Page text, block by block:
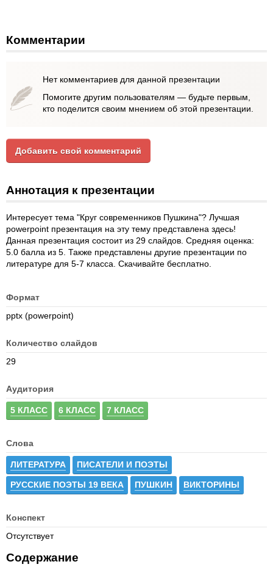
Комментарии
Нет комментариев для данной презентации
Помогите другим пользователям — будьте первым,
кто поделится своим мнением об этой презентации.
Добавить свой комментарий
Аннотация к презентации
Интересует тема "Круг современников Пушкина"? Лучшая
powerpoint презентация на эту тему представлена здесь!
Данная презентация состоит из 29 слайдов. Средняя оценка:
5.0 балла из 5. Также представлены другие презентации по
литературе для 5-7 класса. Скачивайте бесплатно.
Формат
pptx (powerpoint)
Количество слайдов
29
Аудитория
5 КЛАСС 6 КЛАСС 7 КЛАСС
Слова
ЛИТЕРАТУРА ПИСАТЕЛИ И ПОЭТЫ
РУССКИЕ ПОЭТЫ 19 ВЕКА ПУШКИН ВИКТОРИНЫ
Конспект
Отсутствует
Содержание